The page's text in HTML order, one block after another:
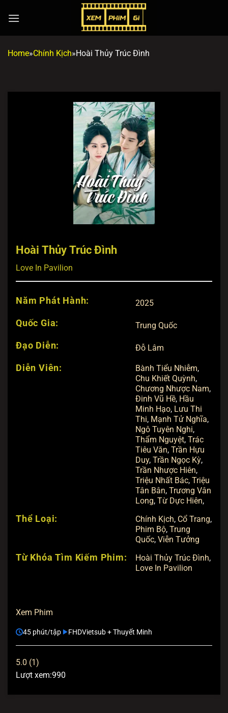
đến
Home»Chính Kịch»Hoài Thủy Trúc Đình
Hoài Thủy Trúc Đình
Love In Pavilion
Năm Phát Hành: 2025
Quốc Gia: Trung Quốc
Đạo Diễn: Đỗ Lâm
Diễn Viên: Bành Tiểu Nhiễm,
Chu Khiết Quỳnh,
Chương Nhược Nam,
Đinh Vũ Hề, Hầu
Minh Hạo, Lưu Thi
Thi, Mạnh Tử Nghĩa,
Ngô Tuyên Nghi,
Thẩm Nguyệt, Trác
Tiêu Văn, Trần Hựu
Duy, Trần Ngọc Kỳ,
Trần Nhược Hiên,
Triệu Nhất Bác, Triệu
Tân Bân, Trương Vân
Long, Từ Dực Hiên,
Thể Loại: Chính Kịch, Cổ Trang,
Phim Bộ, Trung
Quốc, Viễn Tưởng
Từ Khóa Tìm Kiếm Phim: Hoài Thủy Trúc Đình,
Love In Pavilion
Xem Phim
45 phút/tập FHDVietsub + Thuyết Minh
5.0 (1)
Lượt xem:990